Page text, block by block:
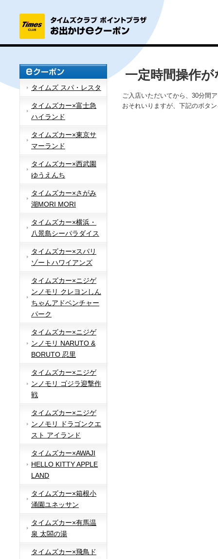
タイムズ スパ・レスタ
タイムズカー×富士急
ハイランド
タイムズカー×東京サ
マーランド
タイムズカー×西武園
ゆうえんち
タイムズカー×さがみ
湖MORI MORI
タイムズカー×横浜・
八景島シーパラダイス
タイムズカー×スパリ
ゾートハワイアンズ
タイムズカー×ニジゲ
ンノモリ クレヨンしん
ちゃんアドベンチャー
パーク
タイムズカー×ニジゲ
ンノモリ NARUTO &
BORUTO 忍里
タイムズカー×ニジゲ
ンノモリ ゴジラ迎撃作
戦
タイムズカー×ニジゲ
ンノモリ ドラゴンクエ
スト アイランド
タイムズカー×AWAJI
HELLO KITTY APPLE
LAND
タイムズカー×箱根小
涌園ユネッサン
タイムズカー×有馬温
泉 太閤の湯
タイムズカー×飛鳥ド
一定時間操作
ご入店いただいてから、30分間
おそれいりますが、下記のボタ